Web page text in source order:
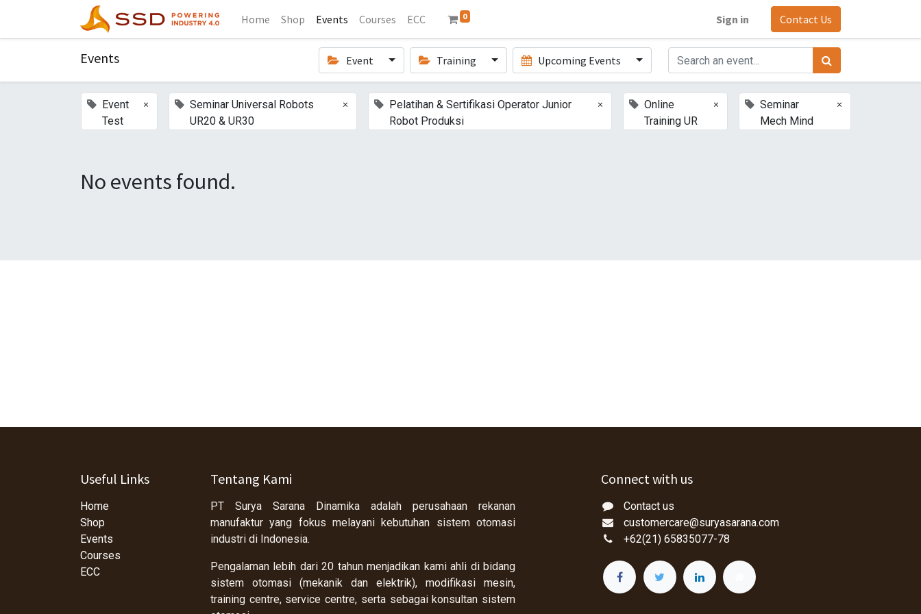
Home Shop Events Courses ECC 0 Sign in Contact Us
Events Event Training Upcoming Events
Event
Test
×
Seminar Universal Robots
UR20 & UR30
×
Pelatihan & Sertifikasi Operator Junior
Robot Produksi
×
Online
Training UR
×
Seminar
Mech Mind
×
No events found.
Useful Links
Home
Shop
Events
Courses
ECC
Tentang Kami
PT Surya Sarana Dinamika adalah perusahaan rekanan
manufaktur yang fokus melayani kebutuhan sistem otomasi
industri di Indonesia.
Pengalaman lebih dari 20 tahun menjadikan kami ahli di bidang
sistem otomasi (mekanik dan elektrik), modifikasi mesin,
training centre, service centre, serta sebagai konsultan sistem
Connect with us
Contact us
customercare@suryasarana.com
+62(21) 65835077-78